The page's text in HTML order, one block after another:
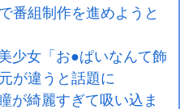
番組制作を進めようと
少女「お●ぱいなんて飾
が違うと話題に
が綺麗すぎて吸い込ま